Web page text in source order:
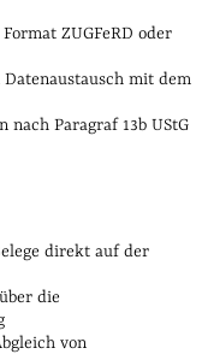
ZUGFeRD oder
mit dem
nach Paragraf 13b UStG
direkt auf der
die
von